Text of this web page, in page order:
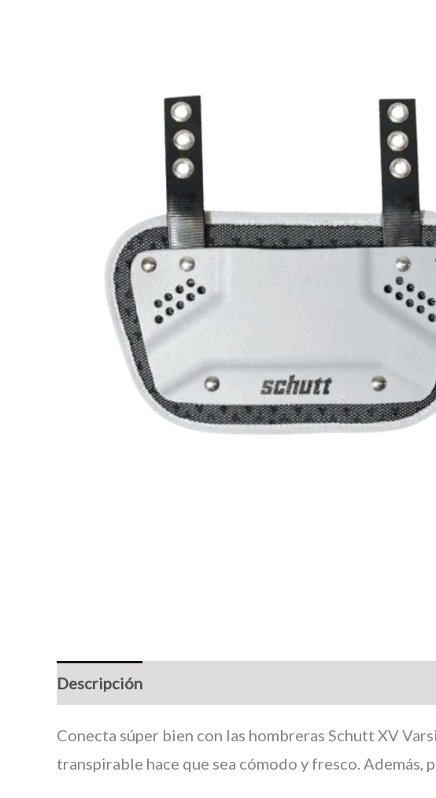
Descripción
Conecta súper bien con las hombreras Schutt XV
transpirable hace que sea cómodo y fresco. Además,